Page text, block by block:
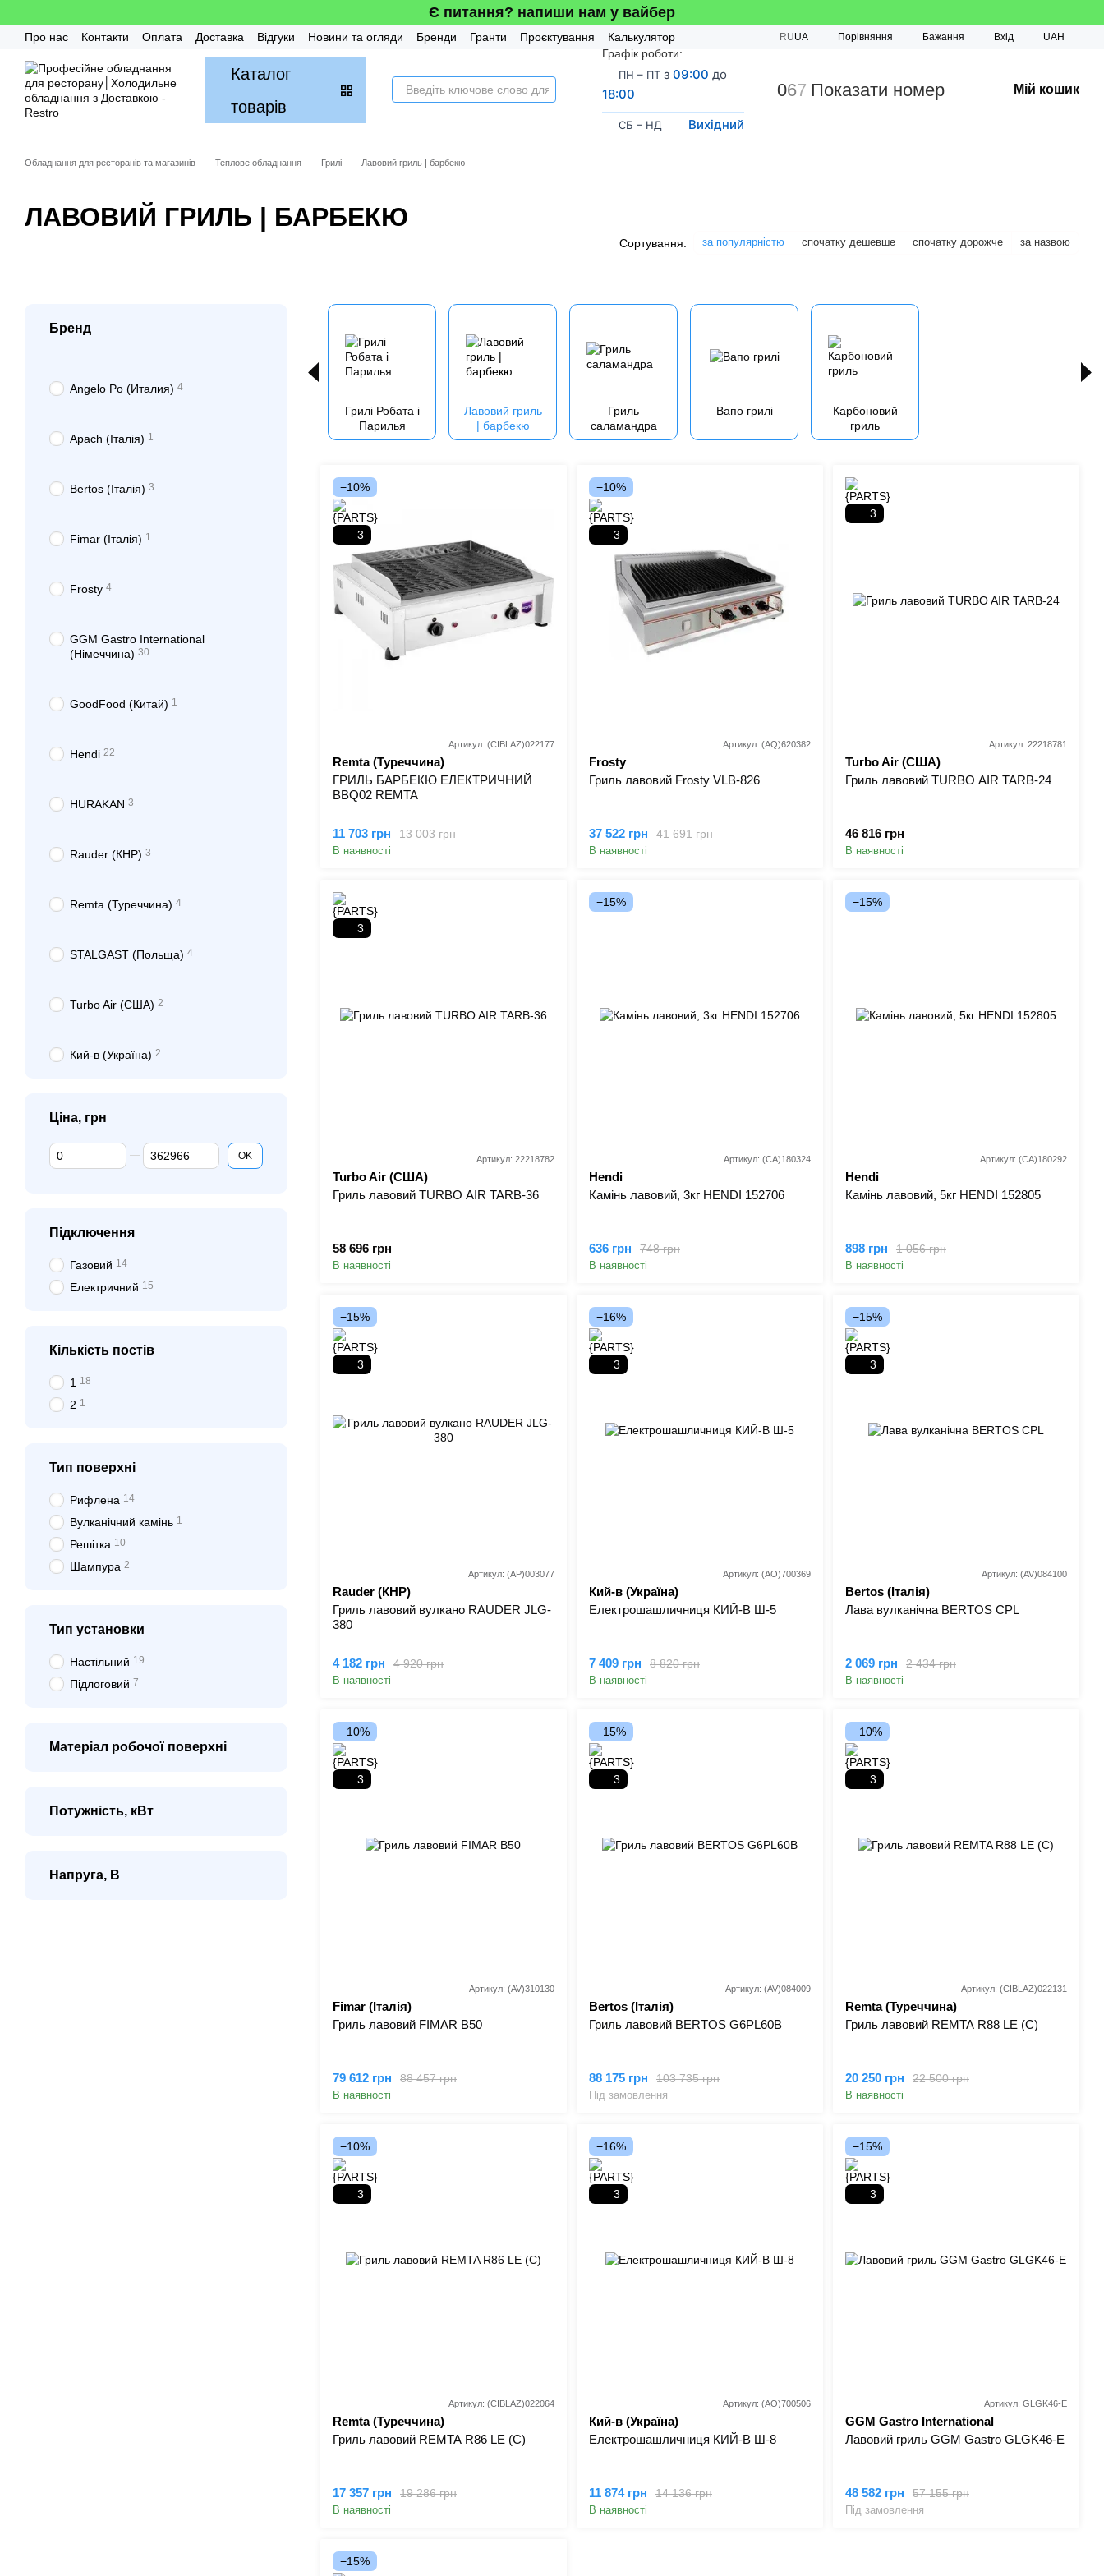
Є питання? напиши нам у вайбер
Про нас Контакти Оплата Доставка Відгуки Новини та огляди Бренди Гранти Проєктування
Калькулятор
RUUA Порівняння Бажання Вхід UAH
Каталог
товарів
Графік роботи:
ПН – ПТ з 09:00 до
18:00
СБ – НД Вихідний
067 Показати номер Мій кошик
Обладнання для ресторанів та магазинів Теплове обладнання Грилі Лавовий гриль | барбекю
ЛАВОВИЙ ГРИЛЬ | БАРБЕКЮ
Сортування: за популярністю спочатку дешевше спочатку дорожче за назвою
Грилі Робата і
Парилья
Лавовий гриль
| барбекю
Гриль
саламандра
Вапо грилі
Карбоновий
гриль
−10%
3
Артикул: (CIBLAZ)022177
Remta (Туреччина)
ГРИЛЬ БАРБЕКЮ ЕЛЕКТРИЧНИЙ
BBQ02 REMTA
13 003 грн
11 703 грн
В наявності
−10%
3
Артикул: (AQ)620382
Frosty
Гриль лавовий Frosty VLB-826
41 691 грн
37 522 грн
В наявності
3
Артикул: 22218781
Turbo Air (США)
Гриль лавовий TURBO AIR TARB-24
46 816 грн
В наявності
3
Артикул: 22218782
Turbo Air (США)
Гриль лавовий TURBO AIR TARB-36
58 696 грн
В наявності
−15%
Артикул: (СА)180324
Hendi
Камінь лавовий, 3кг HENDI 152706
748 грн
636 грн
В наявності
−15%
Артикул: (СА)180292
Hendi
Камінь лавовий, 5кг HENDI 152805
1 056 грн
898 грн
В наявності
−15%
3
Артикул: (AP)003077
Rauder (КНР)
Гриль лавовий вулкано RAUDER JLG-
380
4 920 грн
4 182 грн
В наявності
−16%
3
Артикул: (AO)700369
Кий-в (Україна)
Електрошашличниця КИЙ-В Ш-5
8 820 грн
7 409 грн
В наявності
−15%
3
Артикул: (AV)084100
Bertos (Італія)
Лава вулканічна BERTOS CPL
2 434 грн
2 069 грн
В наявності
−10%
3
Артикул: (AV)310130
Fimar (Італія)
Гриль лавовий FIMAR B50
88 457 грн
79 612 грн
В наявності
−15%
3
Артикул: (AV)084009
Bertos (Італія)
Гриль лавовий BERTOS G6PL60B
103 735 грн
88 175 грн
Під замовлення
−10%
3
Артикул: (CIBLAZ)022131
Remta (Туреччина)
Гриль лавовий REMTA R88 LE (С)
22 500 грн
20 250 грн
В наявності
−10%
3
Артикул: (CIBLAZ)022064
Remta (Туреччина)
Гриль лавовий REMTA R86 LE (C)
19 286 грн
17 357 грн
В наявності
−16%
3
Артикул: (AO)700506
Кий-в (Україна)
Електрошашличниця КИЙ-В Ш-8
14 136 грн
11 874 грн
В наявності
−15%
3
Артикул: GLGK46-E
GGM Gastro International
(Німеччина)
Лавовий гриль GGM Gastro GLGK46-E
57 155 грн
48 582 грн
Під замовлення
−15%
Бренд
Angelo Po (Италия) 4
Apach (Італія) 1
Bertos (Італія) 3
Fimar (Італія) 1
Frosty 4
GGM Gastro International
(Німеччина) 30
GoodFood (Китай) 1
Hendi 22
HURAKAN 3
Rauder (КНР) 3
Remta (Туреччина) 4
STALGAST (Польща) 4
Turbo Air (США) 2
Кий-в (Україна) 2
Ціна, грн
Від Ціна, грн
До Ціна, грн OK
Підключення
Газовий 14
Електричний 15
Кількість постів
1 18
2 1
Тип поверхні
Рифлена 14
Вулканічний камінь 1
Решітка 10
Шампура 2
Тип установки
Настільний 19
Підлоговий 7
Матеріал робочої поверхні
Потужність, кВт
Напруга, В